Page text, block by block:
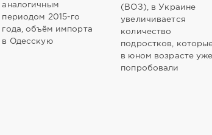
аналогичным
периодом 2015-го
года, объём импорта
в Одесскую
(ВОЗ), в Украине
увеличивается
количество
подростков,
в юном возрасте
попробовали